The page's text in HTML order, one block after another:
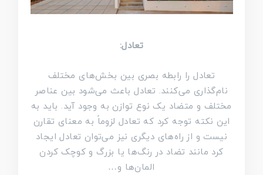
تعادل:
تعادل را رابطه بصری بین بخش‌های مختلف
نام‌گذاری می‌کنند. تعادل باعث می‌شود بین عناصر
مختلف و متضاد یک نوع توازن به وجود آید. باید به
این نکته توجه کرد که تعادل لزوماً به معنای تقارن
نیست و از راه‌های دیگری نیز می‌توان تعادل ایجاد
کرد مانند تضاد در رنگ‌ها یا بزرگ و کوچک کردن
المان‌ها و…